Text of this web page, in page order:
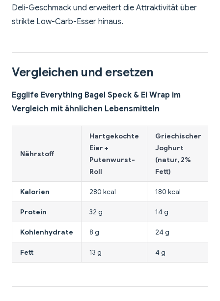
Deli-Geschmack und erweitert die Attraktivität über
strikte Low-Carb-Esser hinaus.
Vergleichen und ersetzen
Egglife Everything Bagel Speck & Ei Wrap im
Vergleich mit ähnlichen Lebensmitteln
Nährstoff
Hartgekochte
Eier +
Putenwurst-
Roll
Griechischer
Joghurt
(natur, 2%
Fett)
Kalorien 280 kcal 180 kcal
Protein 32 g 14 g
Kohlenhydrate 8 g 24 g
Fett 13 g 4 g